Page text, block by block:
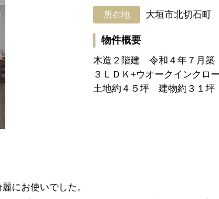
大垣市北切石町
物件概要
木造２階建 令和４年７月築
３ＬＤＫ+ウオークインクロ
土地約４５坪 建物約３１坪
にお使いでした。